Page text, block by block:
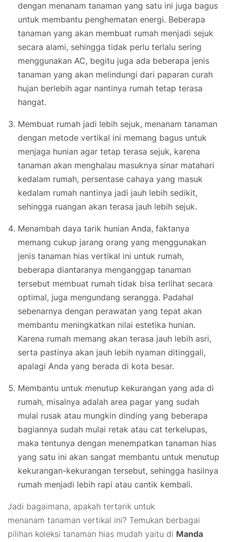
dengan menanam tanaman yang satu ini juga bagus
untuk membantu penghematan energi. Beberapa
tanaman yang akan membuat rumah menjadi sejuk
secara alami, sehingga tidak perlu terlalu sering
menggunakan AC, begitu juga ada beberapa jenis
tanaman yang akan melindungi dari paparan curah
hujan berlebih agar nantinya rumah tetap terasa
hangat.
Membuat rumah jadi lebih sejuk, menanam tanaman
dengan metode vertikal ini memang bagus untuk
menjaga hunian agar tetap terasa sejuk, karena
tanaman akan menghalau masuknya sinar matahari
kedalam rumah, persentase cahaya yang masuk
kedalam rumah nantinya jadi jauh lebih sedikit,
sehingga ruangan akan terasa jauh lebih sejuk.
Menambah daya tarik hunian Anda, faktanya
memang cukup jarang orang yang menggunakan
jenis tanaman hias vertikal ini untuk rumah,
beberapa diantaranya menganggap tanaman
tersebut membuat rumah tidak bisa terlihat secara
optimal, juga mengundang serangga. Padahal
sebenarnya dengan perawatan yang tepat akan
membantu meningkatkan nilai estetika hunian.
Karena rumah memang akan terasa jauh lebih asri,
serta pastinya akan jauh lebih nyaman ditinggali,
apalagi Anda yang berada di kota besar.
Membantu untuk menutup kekurangan yang ada di
rumah, misalnya adalah area pagar yang sudah
mulai rusak atau mungkin dinding yang beberapa
bagiannya sudah mulai retak atau cat terkelupas,
maka tentunya dengan menempatkan tanaman hias
yang satu ini akan sangat membantu untuk menutup
kekurangan-kekurangan tersebut, sehingga hasilnya
rumah menjadi lebih rapi atau cantik kembali.
Jadi bagaimana, apakah tertarik untuk
menanam tanaman vertikal ini? Temukan berbagai
pilihan koleksi tanaman hias mudah yaitu di Manda